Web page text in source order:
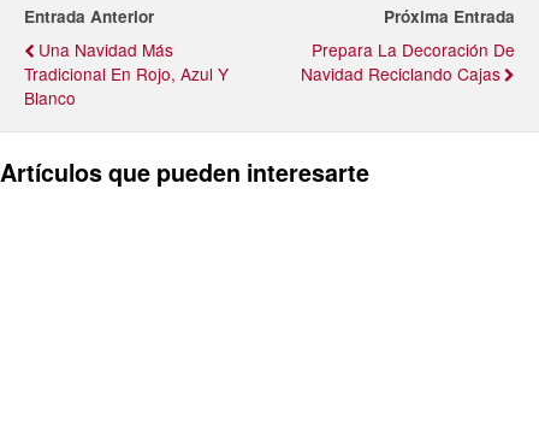
Entrada Anterior
Una Navidad Más
Tradicional En Rojo, Azul Y
Blanco
Próxima Entrada
Prepara La Decoración De
Navidad Reciclando Cajas
Artículos que pueden interesarte